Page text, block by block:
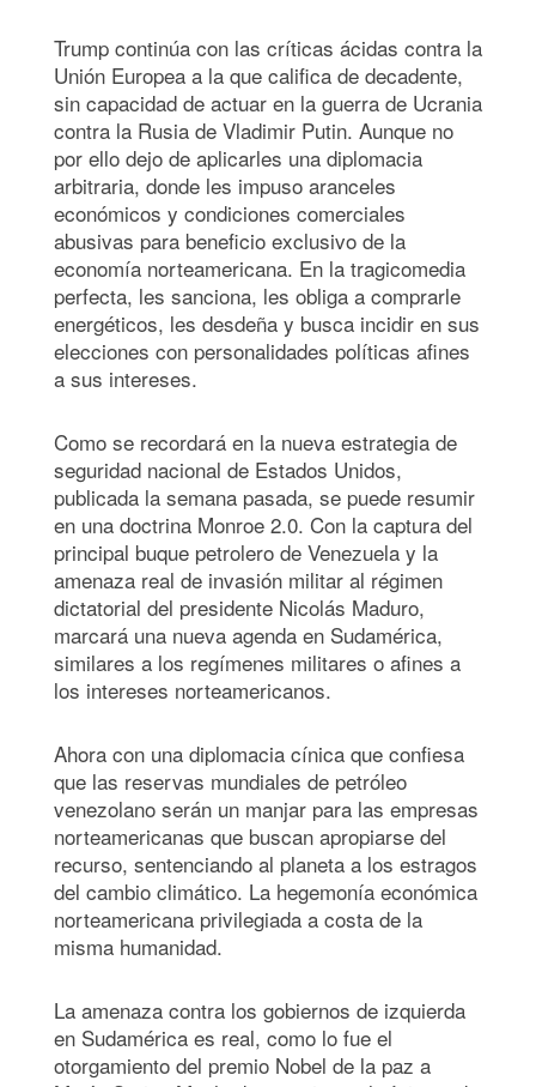
Trump continúa con las críticas ácidas contra la
Unión Europea a la que califica de decadente,
sin capacidad de actuar en la guerra de Ucrania
contra la Rusia de Vladimir Putin. Aunque no
por ello dejo de aplicarles una diplomacia
arbitraria, donde les impuso aranceles
económicos y condiciones comerciales
abusivas para beneficio exclusivo de la
economía norteamericana. En la tragicomedia
perfecta, les sanciona, les obliga a comprarle
energéticos, les desdeña y busca incidir en sus
elecciones con personalidades políticas afines
a sus intereses.
Como se recordará en la nueva estrategia de
seguridad nacional de Estados Unidos,
publicada la semana pasada, se puede resumir
en una doctrina Monroe 2.0. Con la captura del
principal buque petrolero de Venezuela y la
amenaza real de invasión militar al régimen
dictatorial del presidente Nicolás Maduro,
marcará una nueva agenda en Sudamérica,
similares a los regímenes militares o afines a
los intereses norteamericanos.
Ahora con una diplomacia cínica que confiesa
que las reservas mundiales de petróleo
venezolano serán un manjar para las empresas
norteamericanas que buscan apropiarse del
recurso, sentenciando al planeta a los estragos
del cambio climático. La hegemonía económica
norteamericana privilegiada a costa de la
misma humanidad.
La amenaza contra los gobiernos de izquierda
en Sudamérica es real, como lo fue el
otorgamiento del premio Nobel de la paz a